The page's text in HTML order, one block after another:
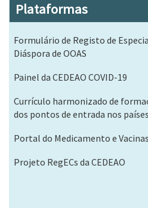
Plataformas
Formulário de Registo de
Diáspora de OOAS
Painel da CEDEAO COVID-19
Currículo harmonizado de
dos pontos de entrada nos
Portal do Medicamento e
Projeto RegECs da CEDEAO